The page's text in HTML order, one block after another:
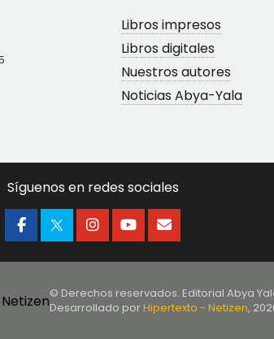
Libros impresos
Libros digitales
Nuestros autores
Noticias Abya-Yala
Síguenos en redes sociales
© Derechos reservados. Editorial Abya
Desarrollado porHipertexto - Netizen,